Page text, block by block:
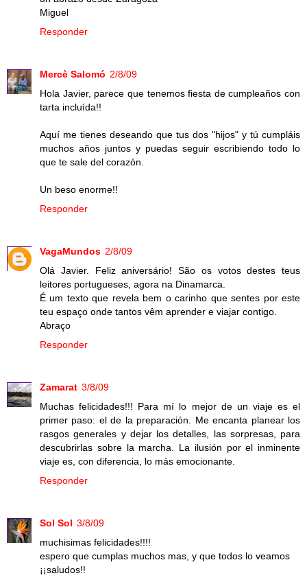
Miguel
Responder
Mercè Salomó 2/8/09
Hola Javier, parece que tenemos fiesta de cumpleaños con
tarta incluída!!
Aquí me tienes deseando que tus dos "hijos" y tú cumpláis
muchos años juntos y puedas seguir escribiendo todo lo
que te sale del corazón.
Un beso enorme!!
Responder
VagaMundos 2/8/09
Olá Javier. Feliz aniversário! São os votos destes teus
leitores portugueses, agora na Dinamarca.
É um texto que revela bem o carinho que sentes por este
teu espaço onde tantos vêm aprender e viajar contigo.
Abraço
Responder
Zamarat 3/8/09
Muchas felicidades!!! Para mí lo mejor de un viaje es el
primer paso: el de la preparación. Me encanta planear los
rasgos generales y dejar los detalles, las sorpresas, para
descubrirlas sobre la marcha. La ilusión por el inminente
viaje es, con diferencia, lo más emocionante.
Responder
Sol Sol 3/8/09
muchisimas felicidades!!!!
espero que cumplas muchos mas, y que todos lo veamos
¡¡saludos!!